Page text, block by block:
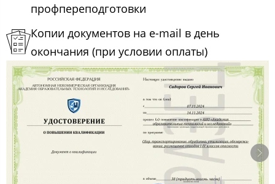
профпереподготовки
Копии документов на e-mail в день
окончания (при условии оплаты)